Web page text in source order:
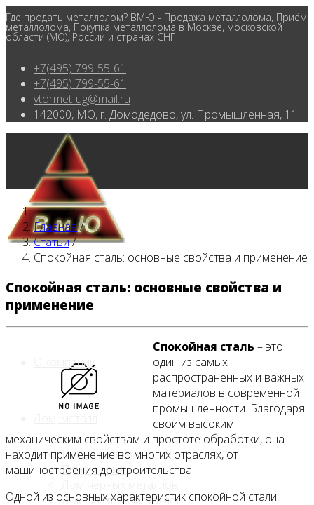
Где продать металлолом? ВМЮ - Продажа металлолома, Приём
металлолома, Покупка металлолома в Москве, московской
области (МО), России и странах СНГ
+7(495) 799-55-61
+7(495) 799-55-61
vtormet-ug@mail.ru
142000, МО, г. Домодедово, ул. Промышленная, 11
Главная
О компании
Продажа лома
Прием лома
Лом цветных металлов
Главная/
Статьи/
Спокойная сталь: основные свойства и применение
Спокойная сталь: основные свойства и
применение
Спокойная сталь – это
один из самых
распространенных и важных
материалов в современной
промышленности. Благодаря
своим высоким
механическим свойствам и простоте обработки, она
находит применение во многих отраслях, от
машиностроения до строительства.
Одной из основных характеристик спокойной стали